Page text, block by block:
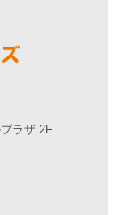
ラザ 2F